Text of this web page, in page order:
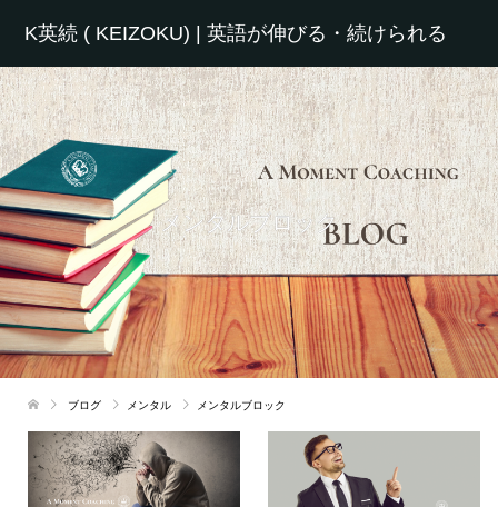
K英続 ( KEIZOKU) | 英語が伸びる・続けられる
メンタルブロック
ブログ メンタル メンタルブロック